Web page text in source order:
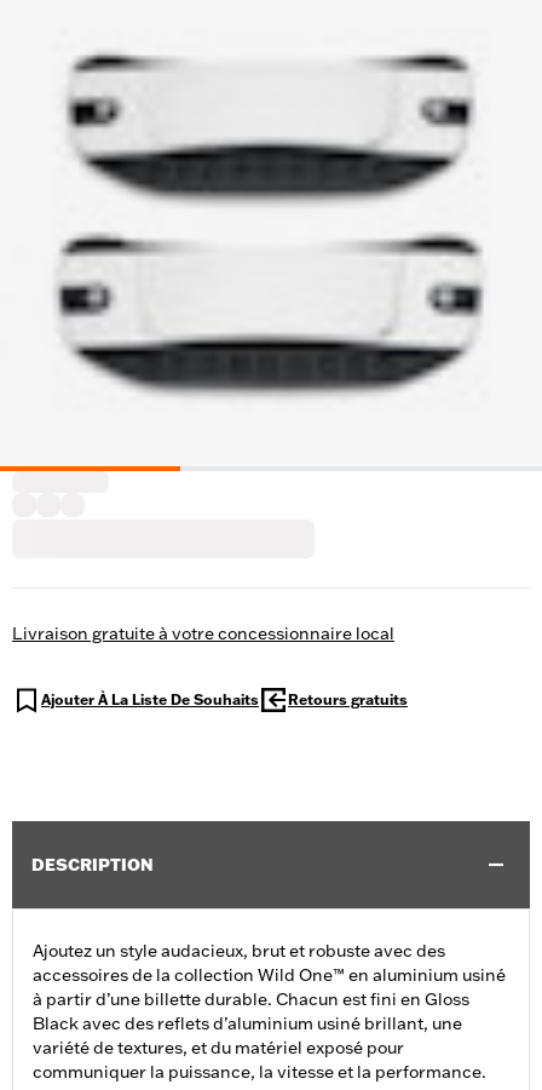
Livraison gratuite à votre concessionnaire local
Ajouter À La Liste De Souhaits Retours gratuits
DESCRIPTION
Ajoutez un style audacieux, brut et robuste avec des
accessoires de la collection Wild One™ en aluminium usiné
à partir d’une billette durable. Chacun est fini en Gloss
Black avec des reflets d’aluminium usiné brillant, une
variété de textures, et du matériel exposé pour
communiquer la puissance, la vitesse et la performance.